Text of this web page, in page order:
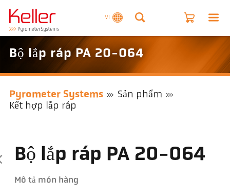
VI
Bộ lắp ráp PA 20-064
Pyrometer Systems
Sản phẩm
Kết hợp lắp ráp
Bộ lắp ráp PA 20-064
Mô tả món hàng